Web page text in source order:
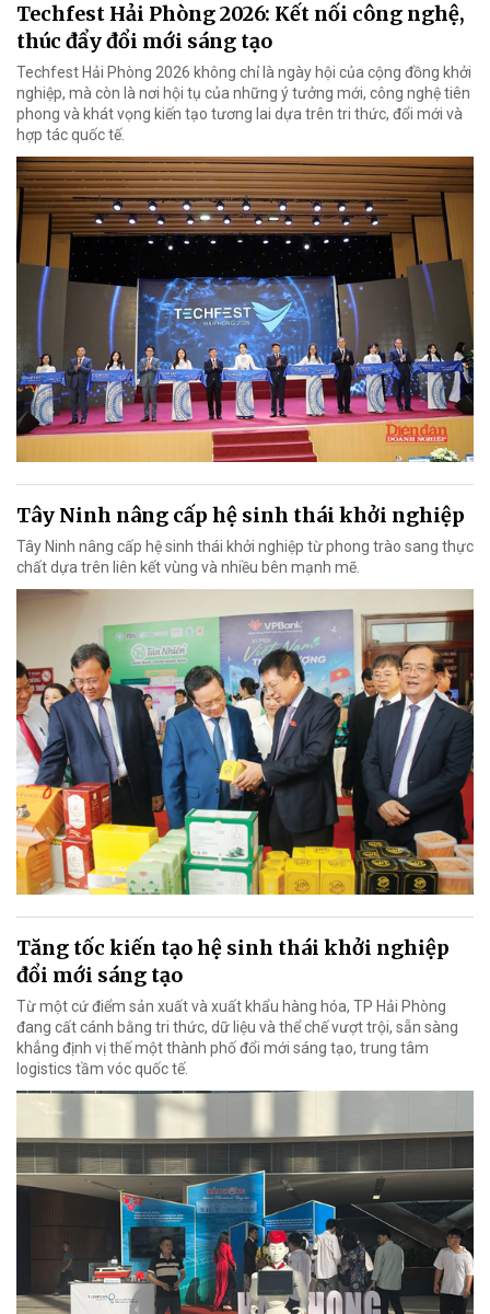
Techfest Hải Phòng 2026: Kết nối công nghệ,
thúc đẩy đổi mới sáng tạo
Techfest Hải Phòng 2026 không chỉ là ngày hội của cộng đồng khởi
nghiệp, mà còn là nơi hội tụ của những ý tưởng mới, công nghệ tiên
phong và khát vọng kiến tạo tương lai dựa trên tri thức, đổi mới và
hợp tác quốc tế.
Tây Ninh nâng cấp hệ sinh thái khởi nghiệp
Tây Ninh nâng cấp hệ sinh thái khởi nghiệp từ phong trào sang thực
chất dựa trên liên kết vùng và nhiều bên mạnh mẽ.
Tăng tốc kiến tạo hệ sinh thái khởi nghiệp
đổi mới sáng tạo
Từ một cứ điểm sản xuất và xuất khẩu hàng hóa, TP Hải Phòng
đang cất cánh bằng tri thức, dữ liệu và thể chế vượt trội, sẵn sàng
khẳng định vị thế một thành phố đổi mới sáng tạo, trung tâm
logistics tầm vóc quốc tế.